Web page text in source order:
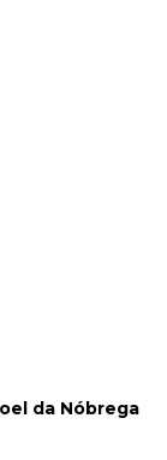
da Nóbrega